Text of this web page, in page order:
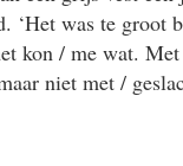
‘Het was te groot
kon / me wat.
niet met /